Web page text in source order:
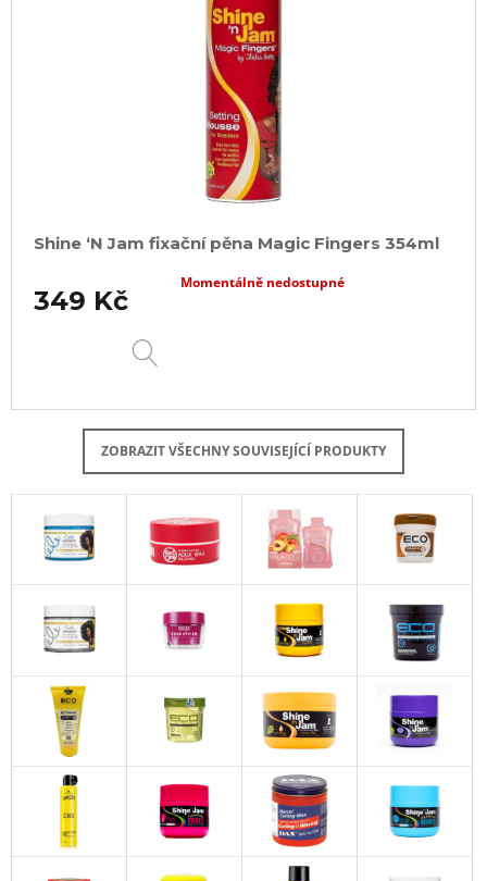
Shine ‘N Jam fixační pěna Magic Fingers 354ml
349 Kč
Momentálně nedostupné
ZOBRAZIT VŠECHNY SOUVISEJÍCÍ PRODUKTY